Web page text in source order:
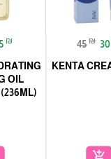
45 ₪ 30
KENTA
add_shopping_cart
₪
OIL